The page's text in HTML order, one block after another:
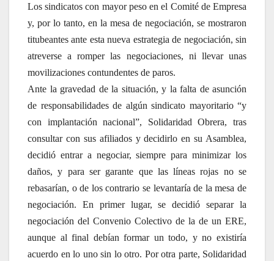
Los sindicatos con mayor peso en el Comité de Empresa
y, por lo tanto, en la mesa de negociación, se mostraron
titubeantes ante esta nueva estrategia de negociación, sin
atreverse a romper las negociaciones, ni llevar unas
movilizaciones contundentes de paros.
Ante la gravedad de la situación, y la falta de asunción
de responsabilidades de algún sindicato mayoritario “y
con implantación nacional”, Solidaridad Obrera, tras
consultar con sus afiliados y decidirlo en su Asamblea,
decidió entrar a negociar, siempre para minimizar los
daños, y para ser garante que las líneas rojas no se
rebasarían, o de los contrario se levantaría de la mesa de
negociación. En primer lugar, se decidió separar la
negociación del Convenio Colectivo de la de un ERE,
aunque al final debían formar un todo, y no existiría
acuerdo en lo uno sin lo otro. Por otra parte, Solidaridad